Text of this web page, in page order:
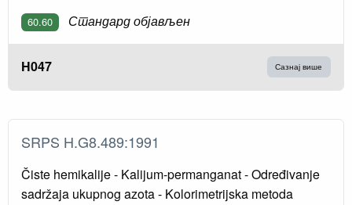
60.60 Стандард објављен
H047 Сазнај више
SRPS H.G8.489:1991
Čiste hemikalije - Kalijum-permanganat - Određivanje
sadržaja ukupnog azota - Kolorimetrijska metoda